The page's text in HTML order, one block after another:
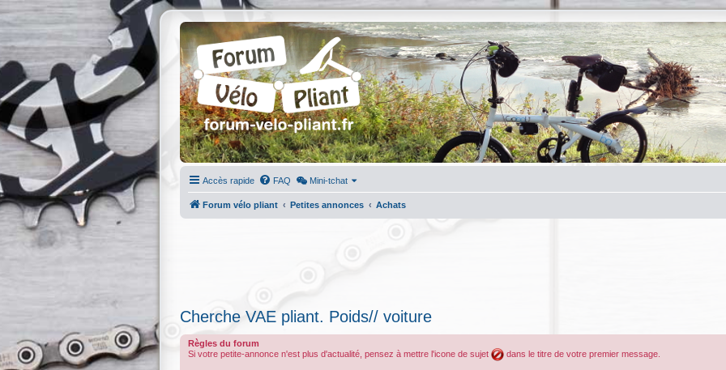
Accès rapide FAQ Mini-tchat
Forum vélo pliant Petites annonces Achats
Cherche VAE pliant. Poids// voiture
Règles du forum
Si votre petite-annonce n'est plus d'actualité, pensez à mettre l'icone de sujet
dans le titre de votre premier message.